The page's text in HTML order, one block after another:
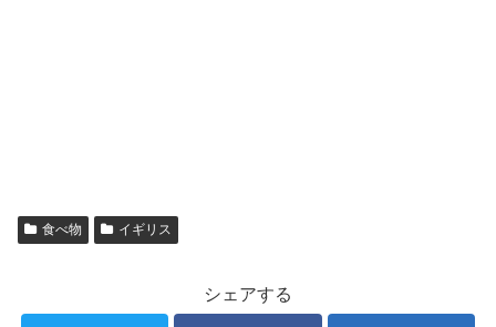
食べ物 イギリス
シェアする